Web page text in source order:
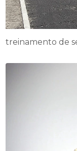
treinamento de